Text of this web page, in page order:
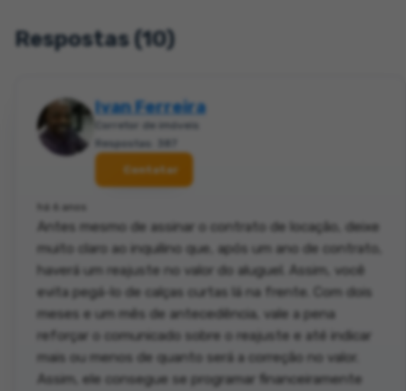
Respostas (10)
Ivan Ferreira
Corretor de imóveis
Respostas: 387
Contatar
há 6 anos
Antes mesmo de assinar o contrato de locação, deixe
muito claro ao inquilino que, após um ano de contrato,
haverá um reajuste no valor do aluguel. Assim, você
evita pegá-lo de calças curtas lá na frente. Com dois
meses e um mês de antecedência, vale a pena
reforçar o comunicado sobre o reajuste e até indicar
mais ou menos de quanto será a correção no valor.
Assim, ele consegue se programar financeiramente